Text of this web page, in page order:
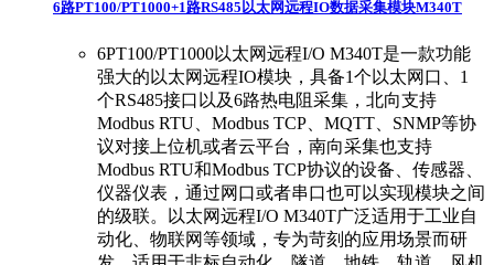
6路PT100/PT1000+1路RS485以太网远程IO数据采集模块M340T
6PT100/PT1000以太网远程I/O M340T是一款功能
强大的以太网远程IO模块，具备1个以太网口、1
个RS485接口以及6路热电阻采集，北向支持
Modbus RTU、Modbus TCP、MQTT、SNMP等协
议对接上位机或者云平台，南向采集也支持
Modbus RTU和Modbus TCP协议的设备、传感器、
仪器仪表，通过网口或者串口也可以实现模块之间
的级联。以太网远程I/O M340T广泛适用于工业自
动化、物联网等领域，专为苛刻的应用场景而研